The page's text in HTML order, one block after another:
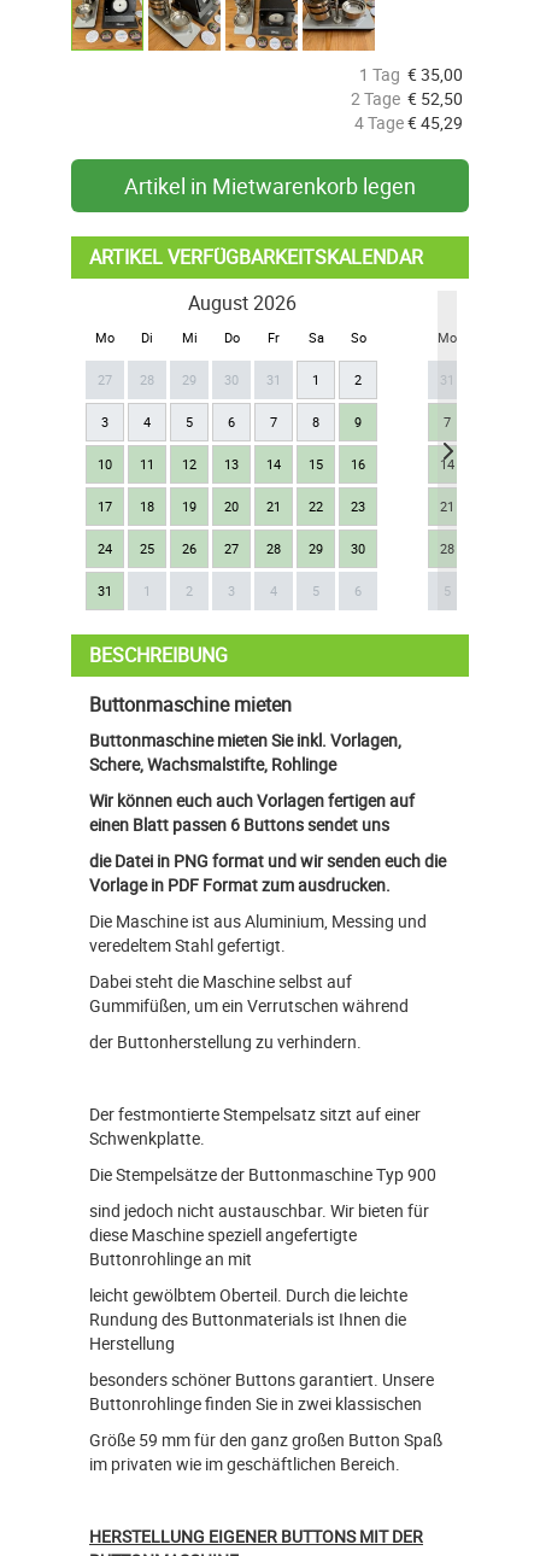
1 Tag €35,00
2 Tage € 52,50
4 Tage€45,29
Artikel in Mietwarenkorb legen
ARTIKEL VERFÜGBARKEITSKALENDAR
August 2026
Mo Di Mi Do Fr Sa So
27 28 29 30 31 1 2
3 4 5 6 7 8 9
10 11 12 13 14 15 16
17 18 19 20 21 22 23
24 25 26 27 28 29 30
31 1 2 3 4 5 6
Mo
31
7
14
21
28
5
Next
BESCHREIBUNG
Buttonmaschine mieten
Buttonmaschine mieten Sie inkl. Vorlagen,
Schere, Wachsmalstifte, Rohlinge
Wir können euch auch Vorlagen fertigen auf
einen Blatt passen 6 Buttons sendet uns
die Datei in PNG format und wir senden euch die
Vorlage in PDF Format zum ausdrucken.
Die Maschine ist aus Aluminium, Messing und
veredeltem Stahl gefertigt.
Dabei steht die Maschine selbst auf
Gummifüßen, um ein Verrutschen während
der Buttonherstellung zu verhindern.
Der festmontierte Stempelsatz sitzt auf einer
Schwenkplatte.
Die Stempelsätze der Buttonmaschine Typ 900
sind jedoch nicht austauschbar. Wir bieten für
diese Maschine speziell angefertigte
Buttonrohlinge an mit
leicht gewölbtem Oberteil. Durch die leichte
Rundung des Buttonmaterials ist Ihnen die
Herstellung
besonders schöner Buttons garantiert. Unsere
Buttonrohlinge finden Sie in zwei klassischen
Größe 59 mm für den ganz großen Button Spaß
im privaten wie im geschäftlichen Bereich.
HERSTELLUNG EIGENER BUTTONS MIT DER